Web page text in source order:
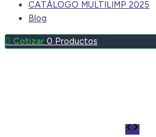
CATÁLOGO MULTILIMP 2025
Blog
0 Productos